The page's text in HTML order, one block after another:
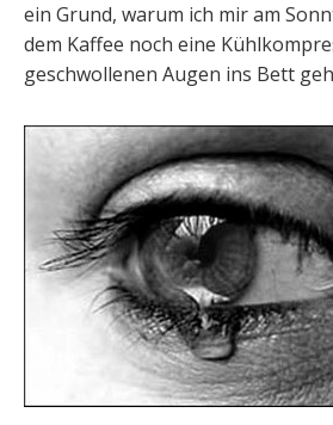
ein Grund, warum ich mir am
dem Kaffee noch eine
geschwollenen Augen ins Bett